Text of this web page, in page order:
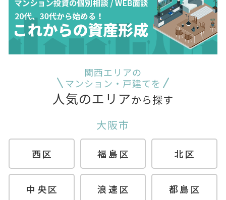
関西エリアの
マンション・戸建てを
人気のエリアから探す
大阪市
西区 福島区 北区
中央区 浪速区 都島区